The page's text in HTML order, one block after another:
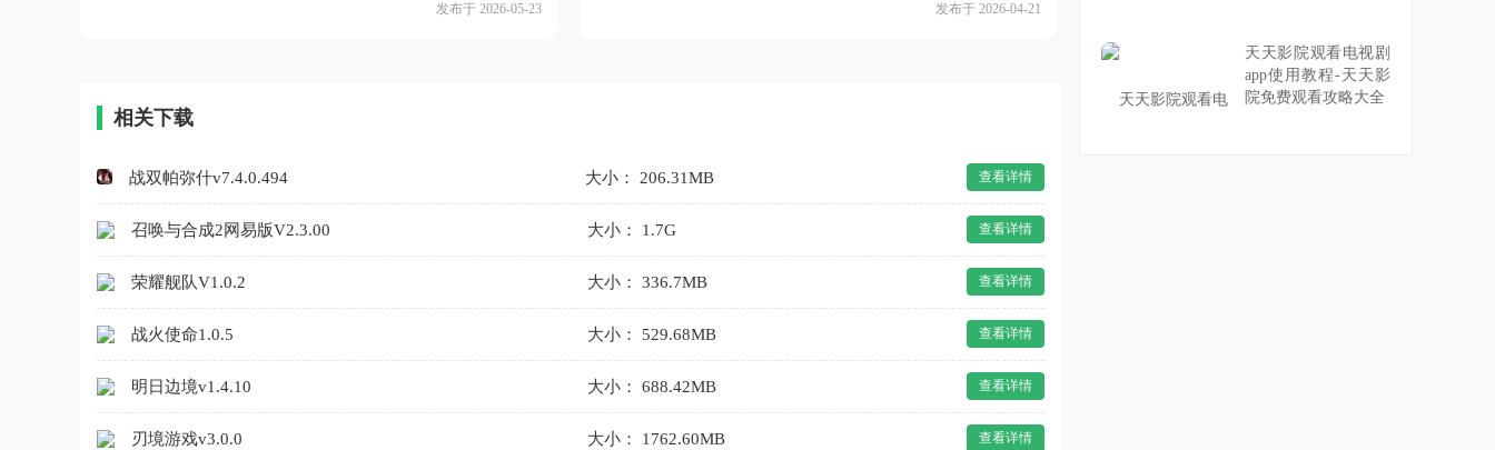
发布于 2026-05-23 发布于 2026-04-21
相关下载
战双帕弥什v7.4.0.494 大小： 206.31MB 查看详情
召唤与合成2网易版V2.3.00 大小： 1.7G 查看详情
荣耀舰队V1.0.2 大小： 336.7MB 查看详情
战火使命1.0.5 大小： 529.68MB 查看详情
明日边境v1.4.10 大小： 688.42MB 查看详情
刃境游戏v3.0.0 大小： 1762.60MB 查看详情
天天影院观看电视剧
app使用教程-天天影
院免费观看攻略大全